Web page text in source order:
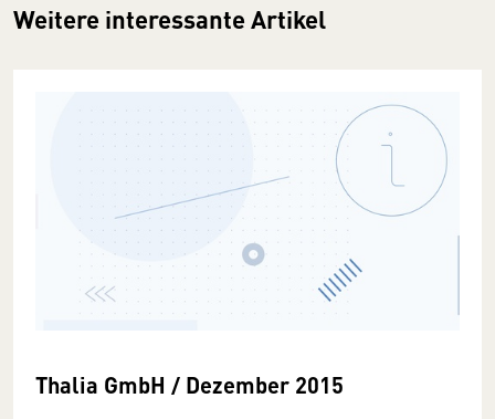
Weitere interessante Artikel
Thalia GmbH / Dezember 2015